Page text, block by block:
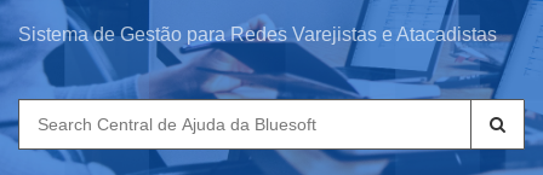
Sistema de Gestão para Redes Varejistas e Atacadistas
Search
for: